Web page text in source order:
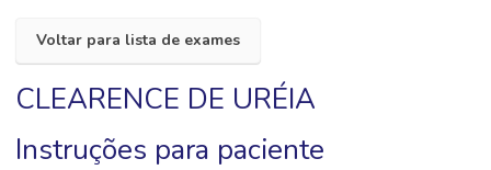
Voltar para lista de exames
CLEARENCE DE URÉIA
Instruções para paciente